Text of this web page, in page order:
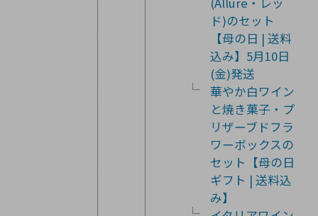
ド)のセット
【母の日 | 送料
込み】5月10日
(金)発送
華やか白ワイン
と焼き菓子・プ
リザーブドフラ
ワーボックスの
セット【母の日
ギフト | 送料込
み】